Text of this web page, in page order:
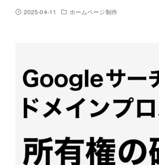
2025-04-11 ホームページ制作